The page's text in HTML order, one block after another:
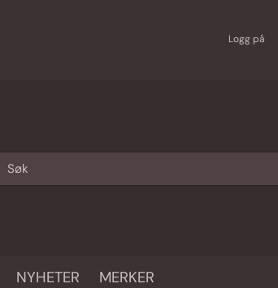
Logg på
NYHETER MERKER